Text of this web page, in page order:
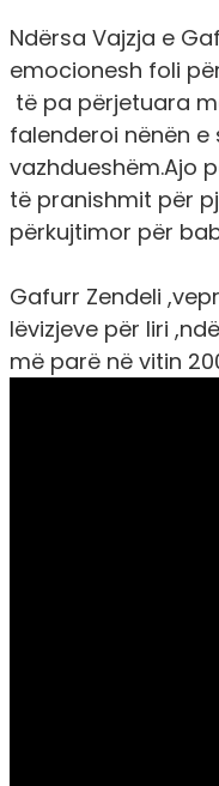
Ndërsa Vajzja e
emocionesh foli
të pa përjetuara
falenderoi nënën e
vazhdueshëm.Ajo
të pranishmit për
përkujtimor për
Gafurr Zendeli
lëvizjeve për liri
më parë në vitin